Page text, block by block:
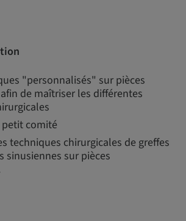
"personnalisés" sur pièces
de maîtriser les différentes
comité
techniques chirurgicales de greffes
sinusiennes sur pièces